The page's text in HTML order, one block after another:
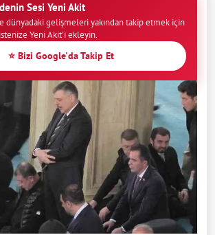
Sesi Yeni Akit
dünyadaki gelişmeleri yakından takip etmek için
Yeni Akit'i ekleyin.
⭐ Bizi Google'da Takip Et